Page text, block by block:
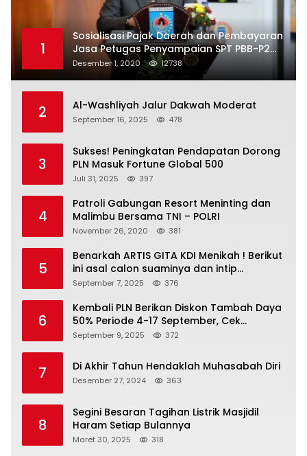
1
Sosialisasi Pajak Daerah dan Pembayaran
Jasa Petugas Penyampaian SPT PBB-P2
Kota Mataram
Desember 1, 2020 12738
2 Al-Washliyah Jalur Dakwah Moderat
September 16, 2025 478
3
Sukses! Peningkatan Pendapatan Dorong
PLN Masuk Fortune Global 500
Juli 31, 2025 397
4
Patroli Gabungan Resort Meninting dan
Malimbu Bersama TNI – POLRI
November 26, 2020 381
5
Benarkah ARTIS GITA KDI Menikah ! Berikut
ini asal calon suaminya dan intip
undangannya
September 7, 2025 376
6
Kembali PLN Berikan Diskon Tambah Daya
50% Periode 4-17 September, Cek
Ketentuannya!
September 9, 2025 372
7 Di Akhir Tahun Hendaklah Muhasabah Diri
Desember 27, 2024 363
8
Segini Besaran Tagihan Listrik Masjidil
Haram Setiap Bulannya
Maret 30, 2025 318